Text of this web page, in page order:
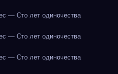
— Сто лет одиночества
— Сто лет одиночества
— Сто лет одиночества